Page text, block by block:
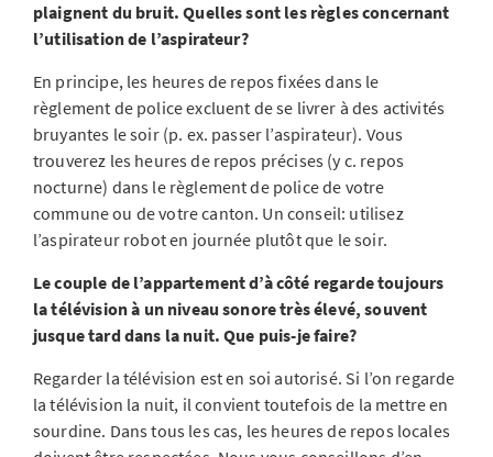
plaignent du bruit. Quelles sont les règles concernant
l’utilisation de l’aspirateur?
En principe, les heures de repos fixées dans le
règlement de police excluent de se livrer à des activités
bruyantes le soir (p. ex. passer l’aspirateur). Vous
trouverez les heures de repos précises (y c. repos
nocturne) dans le règlement de police de votre
commune ou de votre canton. Un conseil: utilisez
l’aspirateur robot en journée plutôt que le soir.
Le couple de l’appartement d’à côté regarde toujours
la télévision à un niveau sonore très élevé, souvent
jusque tard dans la nuit. Que puis-je faire?
Regarder la télévision est en soi autorisé. Si l’on regarde
la télévision la nuit, il convient toutefois de la mettre en
sourdine. Dans tous les cas, les heures de repos locales